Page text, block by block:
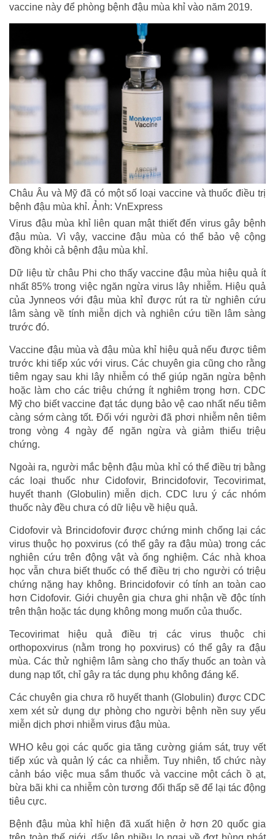
vaccine này để phòng bệnh đậu mùa khỉ vào năm 2019.
Châu Âu và Mỹ đã có một số loại vaccine và thuốc điều trị
bệnh đậu mùa khỉ. Ảnh: VnExpress
Virus đậu mùa khỉ liên quan mật thiết đến virus gây bệnh
đậu mùa. Vì vậy, vaccine đậu mùa có thể bảo vệ cộng
đồng khỏi cả bệnh đậu mùa khỉ.
Dữ liệu từ châu Phi cho thấy vaccine đậu mùa hiệu quả ít
nhất 85% trong việc ngăn ngừa virus lây nhiễm. Hiệu quả
của Jynneos với đậu mùa khỉ được rút ra từ nghiên cứu
lâm sàng về tính miễn dịch và nghiên cứu tiền lâm sàng
trước đó.
Vaccine đậu mùa và đậu mùa khỉ hiệu quả nếu được tiêm
trước khi tiếp xúc với virus. Các chuyên gia cũng cho rằng
tiêm ngay sau khi lây nhiễm có thể giúp ngăn ngừa bệnh
hoặc làm cho các triệu chứng ít nghiêm trọng hơn. CDC
Mỹ cho biết vaccine đạt tác dụng bảo vệ cao nhất nếu tiêm
càng sớm càng tốt. Đối với người đã phơi nhiễm nên tiêm
trong vòng 4 ngày để ngăn ngừa và giảm thiểu triệu
chứng.
Ngoài ra, người mắc bệnh đậu mùa khỉ có thể điều trị bằng
các loại thuốc như Cidofovir, Brincidofovir, Tecovirimat,
huyết thanh (Globulin) miễn dịch. CDC lưu ý các nhóm
thuốc này đều chưa có dữ liệu về hiệu quả.
Cidofovir và Brincidofovir được chứng minh chống lại các
virus thuộc họ poxvirus (có thể gây ra đậu mùa) trong các
nghiên cứu trên động vật và ống nghiệm. Các nhà khoa
học vẫn chưa biết thuốc có thể điều trị cho người có triệu
chứng nặng hay không. Brincidofovir có tính an toàn cao
hơn Cidofovir. Giới chuyên gia chưa ghi nhận về độc tính
trên thận hoặc tác dụng không mong muốn của thuốc.
Tecovirimat hiệu quả điều trị các virus thuộc chi
orthopoxvirus (nằm trong họ poxvirus) có thể gây ra đậu
mùa. Các thử nghiệm lâm sàng cho thấy thuốc an toàn và
dung nạp tốt, chỉ gây ra tác dụng phụ không đáng kể.
Các chuyên gia chưa rõ huyết thanh (Globulin) được CDC
xem xét sử dụng dự phòng cho người bệnh nền suy yếu
miễn dịch phơi nhiễm virus đậu mùa.
WHO kêu gọi các quốc gia tăng cường giám sát, truy vết
tiếp xúc và quản lý các ca nhiễm. Tuy nhiên, tổ chức này
cảnh báo việc mua sắm thuốc và vaccine một cách ồ ạt,
bừa bãi khi ca nhiễm còn tương đối thấp sẽ để lại tác động
tiêu cực.
Bệnh đậu mùa khỉ hiện đã xuất hiện ở hơn 20 quốc gia